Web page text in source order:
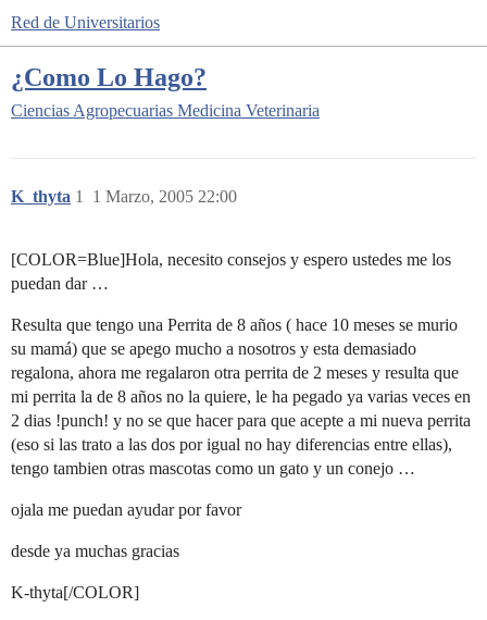
Red de Universitarios
¿Como Lo Hago?
Ciencias Agropecuarias Medicina Veterinaria
K_thyta 1 Marzo, 2005 22:00
1
[COLOR=Blue]Hola, necesito consejos y espero ustedes me los
puedan dar …
Resulta que tengo una Perrita de 8 años ( hace 10 meses se murio
su mamá) que se apego mucho a nosotros y esta demasiado
regalona, ahora me regalaron otra perrita de 2 meses y resulta que
mi perrita la de 8 años no la quiere, le ha pegado ya varias veces en
2 dias !punch! y no se que hacer para que acepte a mi nueva perrita
(eso si las trato a las dos por igual no hay diferencias entre ellas),
tengo tambien otras mascotas como un gato y un conejo …
ojala me puedan ayudar por favor
desde ya muchas gracias
K-thyta[/COLOR]